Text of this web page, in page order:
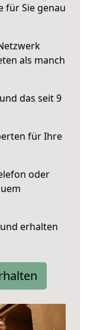
für Sie genau
als manch
das seit 9
für Ihre
oder
und erhalten